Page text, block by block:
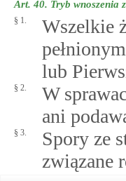
Art. 40. Tryb wnoszenia
§ 1.
Wszelkie
lub
§ 2.
W
ani
§ 3.
Spory ze
związane